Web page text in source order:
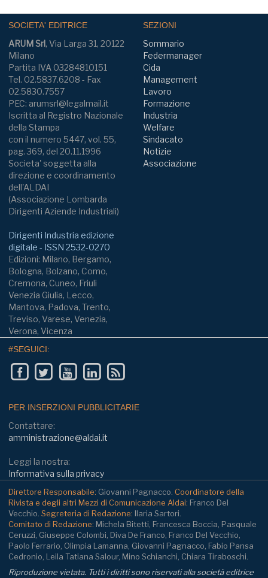
SOCIETA' EDITRICE
ARUM Srl, Via Larga 31, 20122
Milano
Partita IVA 03284810151
Tel. 02.5837.6208 - Fax
02.5830.7557
PEC: arumsrl@legalmail.it
Iscritta al Registro Nazionale
della Stampa
con il numero 5447, vol. 55,
pag. 369, del 20.11.1996
Societa' soggetta alla
direzione e coordinamento
dell'ALDAI
(Associazione Lombarda
Dirigenti Aziende Industriali)
Dirigenti Industria edizione
digitale - ISSN 2532-0270
Edizioni: Milano, Bergamo,
Bologna, Bolzano, Como,
Cremona, Cuneo, Friuli
Venezia Giulia, Lecco,
Mantova, Padova, Trento,
Treviso, Varese, Venezia,
Verona, Vicenza
SEZIONI
Sommario
Federmanager
Cida
Management
Lavoro
Formazione
Industria
Welfare
Sindacato
Notizie
Associazione
#SEGUICI:
PER INSERZIONI PUBBLICITARIE
Contattare:
amministrazione@aldai.it
Leggi la nostra:
Informativa sulla privacy
Direttore Responsabile: Giovanni Pagnacco. Coordinatore della
Rivista e degli altri Mezzi di Comunicazione Aldai: Franco Del
Vecchio. Segreteria di Redazione: Ilaria Sartori.
Comitato di Redazione: Michela Bitetti, Francesca Boccia, Pasquale
Ceruzzi, Giuseppe Colombi, Diva De Franco, Franco Del Vecchio,
Paolo Ferrario, Olimpia Lamanna, Giovanni Pagnacco, Fabio Pansa
Cedronio, Leila Tatiana Salour, Mino Schianchi, Chiara Tiraboschi.
Riproduzione vietata. Tutti i diritti sono riservati alla società editrice